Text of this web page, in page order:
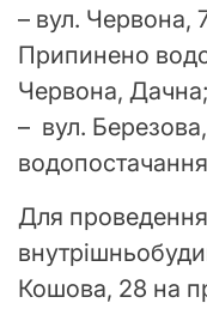
– вул. Червона,
Припинено
Червона, Дачна;
– вул. Березова,
Для проведення
Кошова, 28 на